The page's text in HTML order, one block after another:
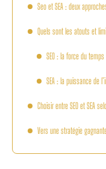
Seo et SEA : deux
Quels sont les atouts et
SEO : la force du
SEA : la puissance de
Choisir entre SEO et SEA
Vers une stratégie